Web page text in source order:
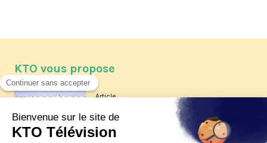
KTO vous propose
Article
Les reportages d'été 2026 de KTO